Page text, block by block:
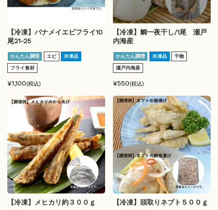
【冷凍】バナメイエビフライ10
尾21-25
かんたん調理 エビ 冷凍品
フライ食材
¥1,100(税込)
【冷凍】鯛一夜干し/1尾 瀬戸
内海産
かんたん調理 冷凍品 干物
瀬戸内海産
¥550(税込)
【冷凍】メヒカリ約３００ｇ 【冷凍】頭取りネブト５００ｇ